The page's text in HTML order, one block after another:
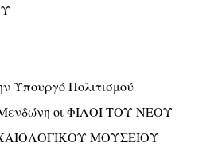
Υπουργό Πολιτισμού
οι ΦΙΛΟΙ ΤΟΥ ΝΕΟΥ
ΜΟΥΣΕΙΟΥ